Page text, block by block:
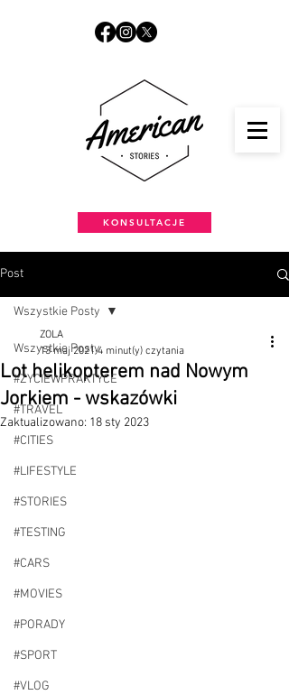
KONSULTACJE
Post
Wszystkie Posty
#ŻYCIEWPRAKTYCE
#TRAVEL
#CITIES
#LIFESTYLE
#STORIES
#TESTING
#CARS
#MOVIES
#PORADY
#SPORT
#VLOG
Wszystkie Posty
Lot helikopterem nad Nowym
Jorkiem - wskazówki
ZOLA
13 maj 2021 4 minut(y) czytania
Zaktualizowano: 18 sty 2023